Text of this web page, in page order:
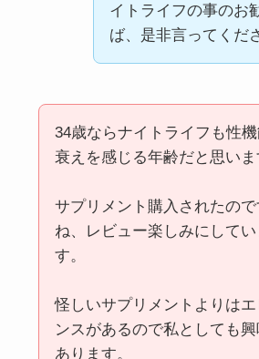
イトライフの事のお
ば、是非言ってくだ
34歳ならナイトライフも性
衰えを感じる年齢だと思いま
サプリメント購入されたので
ね、レビュー楽しみにしてい
す。
怪しいサプリメントよりは
ンスがあるので私としても
あります。